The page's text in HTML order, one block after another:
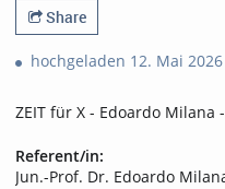
Share
hochgeladen 12. Mai 2026
ZEIT für X - Edoardo
Referent/in:
Jun.-Prof. Dr. Edoardo